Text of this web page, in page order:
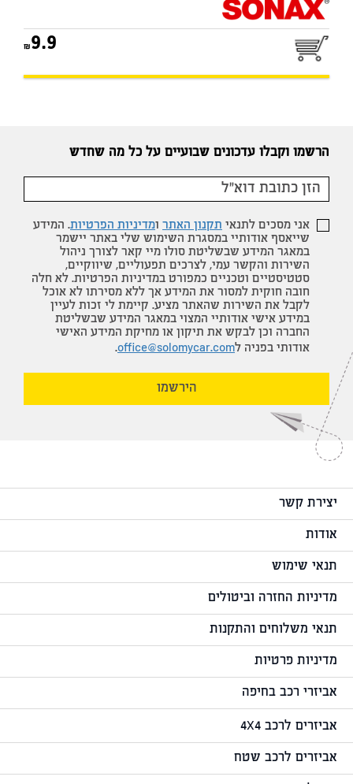
9.9
הרשמו וקבלו עדכונים שבועיים על כל מה שחדש
אני מסכים לתנאי תקנון האתר ומדיניות הפרטיות. המידע
שייאסף אודותיי במסגרת השימוש שלי באתר יישמר
במאגר המידע שבשליטת סולו מיי קאר לצורך ניהול
השירות והקשר עמי, לצרכים תפעוליים, שיווקיים,
סטטיסטיים וטכניים כמפורט במדיניות הפרטיות. לא חלה
חובה חוקית למסור את המידע אך ללא מסירתו לא אוכל
לקבל את השירות שהאתר מציע. קיימת לי זכות לעיין
במידע אישי אודותיי המצוי במאגר המידע שבשליטת
החברה וכן לבקש את תיקון או מחיקת המידע האישי
אודותי בפניה לoffice@solomycar.com
.
הירשמו
יצירת קשר
אודות
תנאי שימוש
מדיניות החזרה וביטולים
תנאי משלוחים והתקנות
מדיניות פרטיות
אביזרי רכב בחיפה
אביזרים לרכב 4X4
אביזרים לרכב שטח